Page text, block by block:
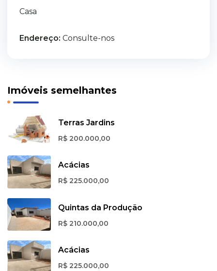
Casa
Endereço: Consulte-nos
Imóveis semelhantes
Terras Jardins
R$ 200.000,00
Acácias
R$ 225.000,00
Quintas da Produção
R$ 210.000,00
Acácias
R$ 225.000,00